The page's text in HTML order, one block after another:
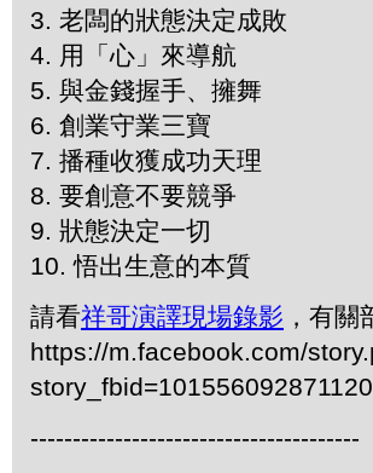
3. 老闆的狀態決定成敗
4. 用「心」來導航
5. 與金錢握手、擁舞
6. 創業守業三寶
7. 播種收獲成功天理
8. 要創意不要競爭
9. 狀態決定一切
10. 悟出生意的本質
請看祥哥演譯現場錄影 ，有
https://m.facebook.com/
---------------------------------------